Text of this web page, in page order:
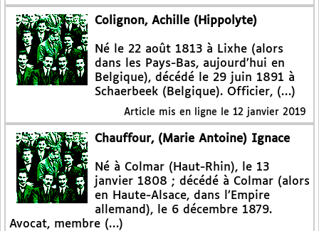
Colignon, Achille (Hippolyte)
Né le 22 août 1813 à Lixhe (alors
dans les Pays-Bas, aujourd’hui en
Belgique), décédé le 29 juin 1891 à
Schaerbeek (Belgique). Officier, (…)
Article mis en ligne le 12 janvier 2019
Chauffour, (Marie Antoine) Ignace
Né à Colmar (Haut-Rhin), le 13
janvier 1808 ; décédé à Colmar (alors
en Haute-Alsace, dans l’Empire
allemand), le 6 décembre 1879.
Avocat, membre (…)